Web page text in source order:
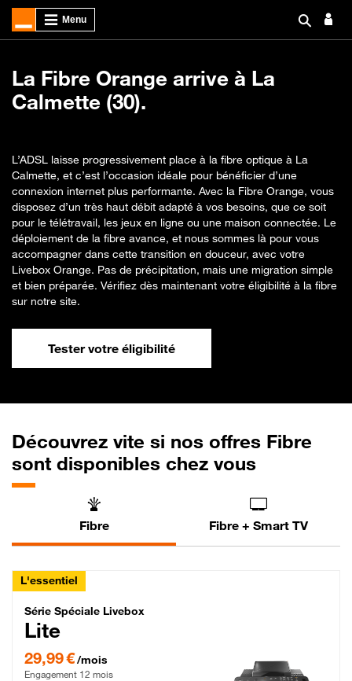
La Fibre Orange arrive à La
Calmette (30).
L’ADSL laisse progressivement place à la fibre optique à La
Calmette, et c’est l’occasion idéale pour bénéficier d’une
connexion internet plus performante. Avec la Fibre Orange, vous
disposez d’un très haut débit adapté à vos besoins, que ce soit
pour le télétravail, les jeux en ligne ou une maison connectée. Le
déploiement de la fibre avance, et nous sommes là pour vous
accompagner dans cette transition en douceur, avec votre
Livebox Orange. Pas de précipitation, mais une migration simple
et bien préparée. Vérifiez dès maintenant votre éligibilité à la fibre
sur notre site.
Tester votre éligibilité
Découvrez vite si nos offres Fibre
sont disponibles chez vous
Fibre Fibre + Smart TV
L'essentiel
Série Spéciale Livebox Lite Fibre
Série Spéciale Livebox
Lite
29,99 €/mois
Engagement 12 mois